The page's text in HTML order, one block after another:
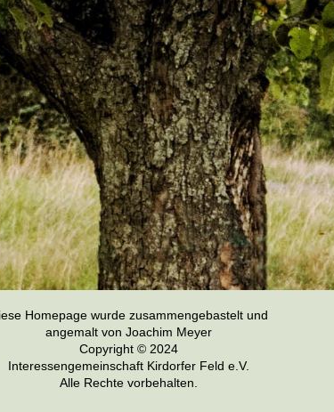
Homepage wurde zusammengebastelt und
angemalt von Joachim Meyer
Copyright © 2024
Interessengemeinschaft Kirdorfer Feld e.V.
Alle Rechte vorbehalten.